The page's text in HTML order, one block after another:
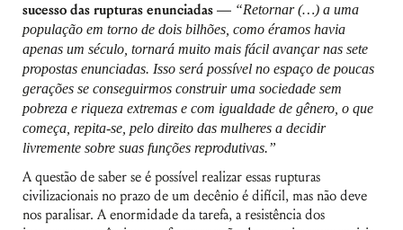
sucesso das rupturas enunciadas — “Retornar (…) a uma
população em torno de dois bilhões, como éramos havia
apenas um século, tornará muito mais fácil avançar nas sete
propostas enunciadas. Isso será possível no espaço de poucas
gerações se conseguirmos construir uma sociedade sem
pobreza e riqueza extremas e com igualdade de gênero, o que
começa, repita-se, pelo direito das mulheres a decidir
livremente sobre suas funções reprodutivas.”
A questão de saber se é possível realizar essas rupturas
civilizacionais no prazo de um decênio é difícil, mas não deve
nos paralisar. A enormidade da tarefa, a resistência dos